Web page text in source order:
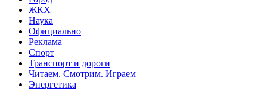
ЖКХ
Наука
Официально
Реклама
Спорт
Транспорт и дороги
Читаем. Смотрим. Играем
Энергетика